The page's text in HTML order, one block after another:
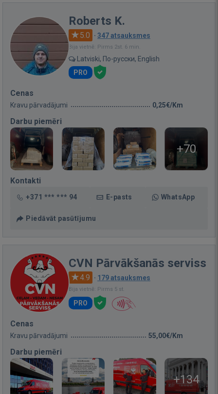
Roberts K.
5.0 · 347 atsauksmes
Bija vietnē: Pirms 2st. 6 min.
Latviski, По-русски, English
PRO
Cenas
Kravu pārvadājumi 0,25€/Km
Darbu piemēri
+70
Kontakti
+371 *** *** 94 E-pasts WhatsApp
Piedāvāt pasūtījumu
CVN Pārvākšanās serviss
4.9 · 179 atsauksmes
Bija vietnē: Pirms 5 st.
PRO
Cenas
Kravu pārvadājumi 55,00€/Km
Darbu piemēri
+134